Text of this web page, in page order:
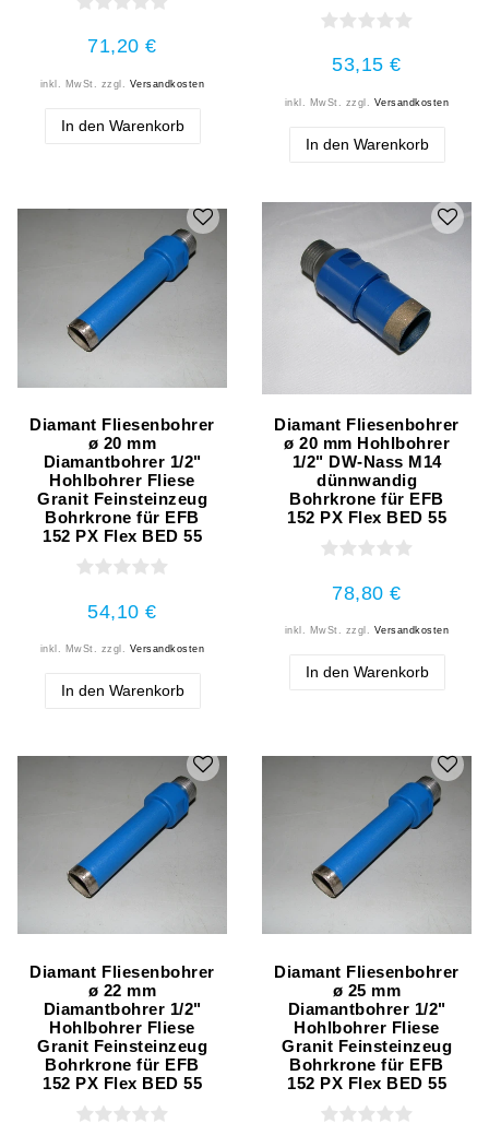
71,20 €
inkl. MwSt. zzgl. Versandkosten
In den Warenkorb
53,15 €
inkl. MwSt. zzgl. Versandkosten
In den Warenkorb
Diamant Fliesenbohrer
ø 20 mm
Diamantbohrer 1/2"
Hohlbohrer Fliese
Granit Feinsteinzeug
Bohrkrone für EFB
152 PX Flex BED 55
54,10 €
inkl. MwSt. zzgl. Versandkosten
In den Warenkorb
Diamant Fliesenbohrer
ø 20 mm Hohlbohrer
1/2" DW-Nass M14
dünnwandig
Bohrkrone für EFB
152 PX Flex BED 55
78,80 €
inkl. MwSt. zzgl. Versandkosten
In den Warenkorb
Diamant Fliesenbohrer
ø 22 mm
Diamantbohrer 1/2"
Hohlbohrer Fliese
Granit Feinsteinzeug
Bohrkrone für EFB
152 PX Flex BED 55
Diamant Fliesenbohrer
ø 25 mm
Diamantbohrer 1/2"
Hohlbohrer Fliese
Granit Feinsteinzeug
Bohrkrone für EFB
152 PX Flex BED 55